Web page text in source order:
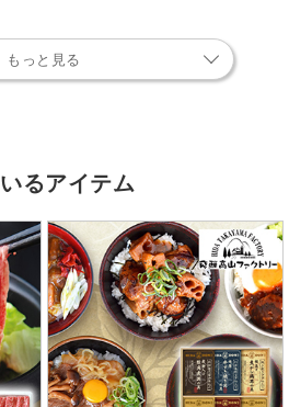
もっと見る
るアイテム